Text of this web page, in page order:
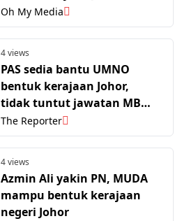
Oh My Media
4 views
PAS sedia bantu UMNO
bentuk kerajaan Johor,
tidak tuntut jawatan MB
atau EXCO
The Reporter
4 views
Azmin Ali yakin PN, MUDA
mampu bentuk kerajaan
negeri Johor